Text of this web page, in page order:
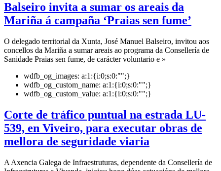
Balseiro invita a sumar os areais da
Mariña á campaña ‘Praias sen fume’
O delegado territorial da Xunta, José Manuel Balseiro, invitou aos
concellos da Mariña a sumar areais ao programa da Consellería de
Sanidade Praias sen fume, de carácter voluntario e »
wdfb_og_images: a:1:{i:0;s:0:"";}
wdfb_og_custom_name: a:1:{i:0;s:0:"";}
wdfb_og_custom_value: a:1:{i:0;s:0:"";}
Corte de tráfico puntual na estrada LU-
539, en Viveiro, para executar obras de
mellora de seguridade viaria
A Axencia Galega de Infraestruturas, dependente da Consellería de